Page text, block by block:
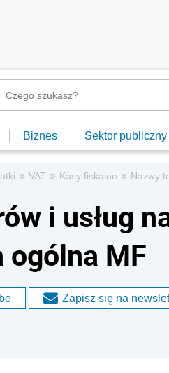
Biznes Sektor publiczny
» VAT » Kasy fiskalne » Nazwy
i usług
MF
Zapisz się na